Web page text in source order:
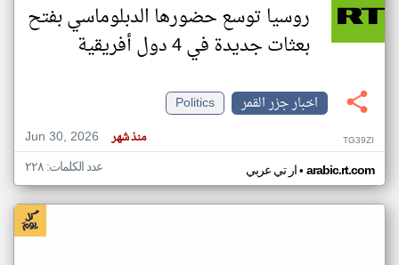
روسيا توسع حضورها الدبلوماسي بفتح
بعثات جديدة في 4 دول أفريقية
اخبار جزر القمر
Politics
Jun 30, 2026
منذ شهر TG39ZI
ار تي عربي• arabic.rt.com عدد الكلمات: ٢٢٨